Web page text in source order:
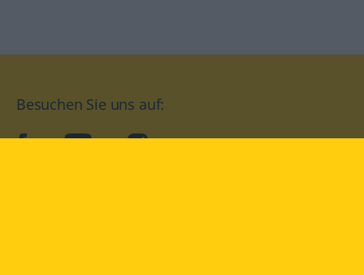
Besuchen Sie uns auf:
facebookYouTube Instagram